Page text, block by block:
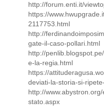
http://forum.enti.it/
https://
2117753.html
http://
gate-il-caso-pollari.html
http://
e-la-regia.html
https://
deviati-la-storia-si-
http://
stato.aspx